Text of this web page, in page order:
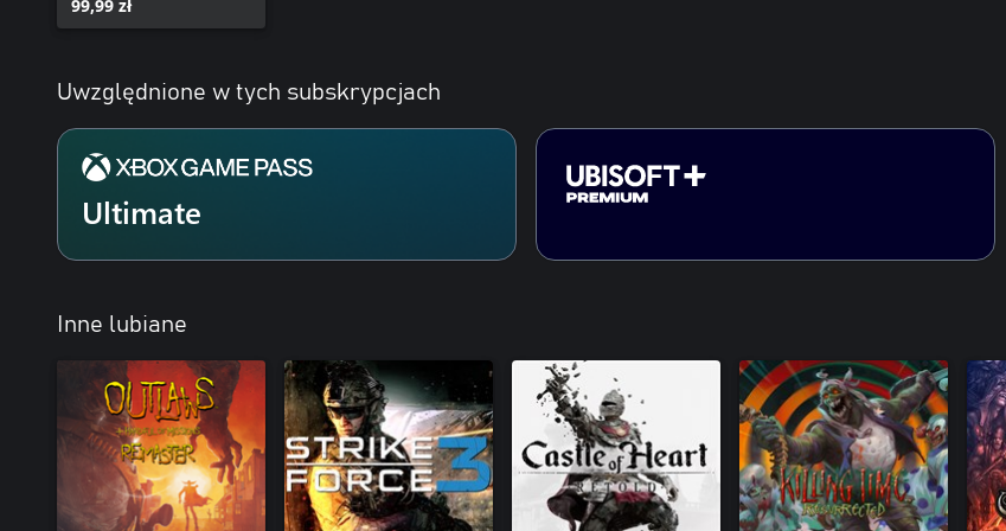
99,99 zł
Uwzględnione w tych subskrypcjach
Ultimate
Inne lubiane